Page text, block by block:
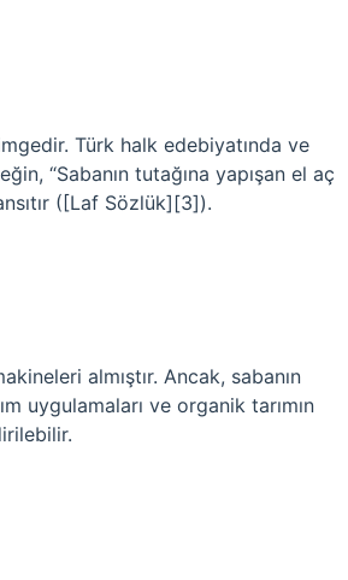
Türk halk edebiyatında ve
“Sabanın tutağına yapışan el aç
([Laf Sözlük][3]).
almıştır. Ancak, sabanın
uygulamaları ve organik tarımın